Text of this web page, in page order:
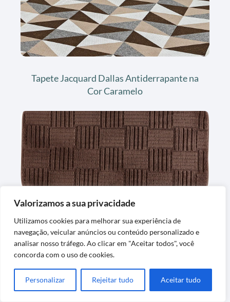
Valorizamos a sua privacidade
Utilizamos cookies para melhorar sua experiência de
navegação, veicular anúncios ou conteúdo personalizado e
analisar nosso tráfego. Ao clicar em "Aceitar todos", você
concorda com o uso de cookies.
Personalizar Rejeitar tudo Aceitar tudo
Tapete Jacquard Dallas Antiderrapante na
Cor Caramelo
Tapete Passadeira Para Banheiro Macio
Antiderrapante Peludo